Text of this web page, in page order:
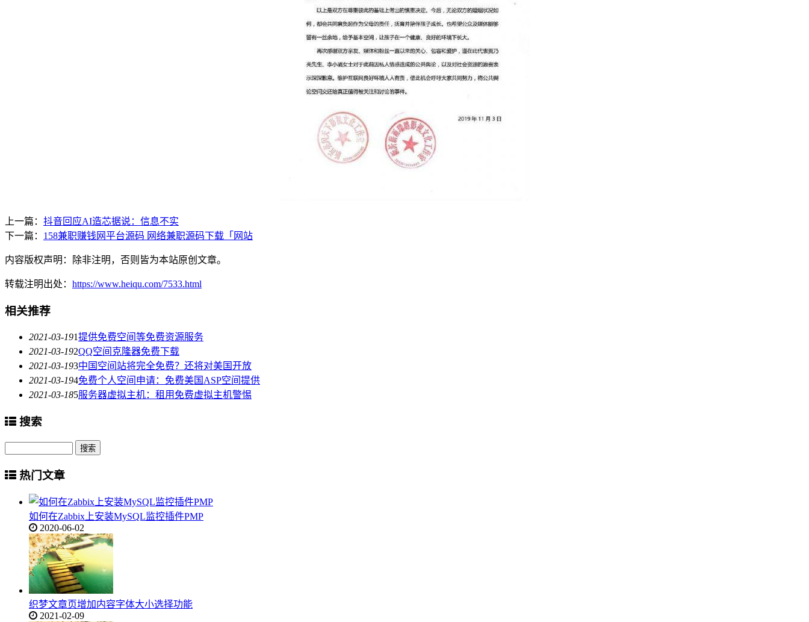
上一篇： 抖音回应AI造芯据说：信息不实
下一篇： 158兼职赚钱网平台源码 网络兼职源码下载「网站
内容版权声明：除非注明，否则皆为本站原创文章。
转载注明出处： https://www.heiqu.com/7533.html
相关推荐
2021-03-191提供免费空间等免费资源服务
2021-03-192QQ空间克隆器免费下载
2021-03-193中国空间站将完全免费？还将对美国开放
2021-03-194免费个人空间申请：免费美国ASP空间提供
2021-03-185服务器虚拟主机：租用免费虚拟主机警惕
搜索
热门文章
如何在Zabbix上安装MySQL监控插件PMP
2020-06-02
织梦文章页增加内容字体大小选择功能
2021-02-09